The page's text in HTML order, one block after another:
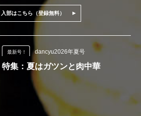
入部はこちら（登録無料）
最新号！ dancyu2026年夏号
特集：夏はガツンと肉中華